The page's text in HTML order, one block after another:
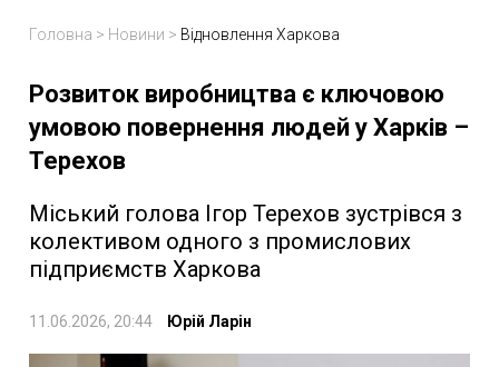
Головна > Новини > Відновлення Харкова
Розвиток виробництва є ключовою
умовою повернення людей у Харків –
Терехов
Міський голова Ігор Терехов зустрівся з
колективом одного з промислових
підприємств Харкова
11.06.2026, 20:44 Юрій Ларін